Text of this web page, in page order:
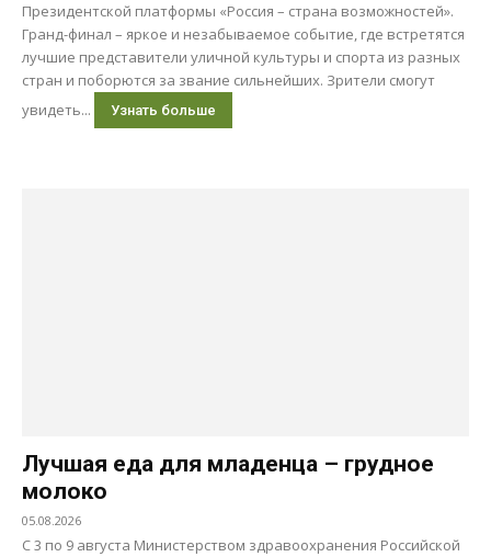
Президентской платформы «Россия – страна возможностей».
Гранд-финал – яркое и незабываемое событие, где встретятся
лучшие представители уличной культуры и спорта из разных
стран и поборются за звание сильнейших. Зрители смогут
увидеть...
Узнать больше
Лучшая еда для младенца – грудное
молоко
05.08.2026
С 3 по 9 августа Министерством здравоохранения Российской